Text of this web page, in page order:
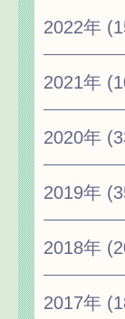
2022年
2021年
2020年
2019年
2018年
2017年